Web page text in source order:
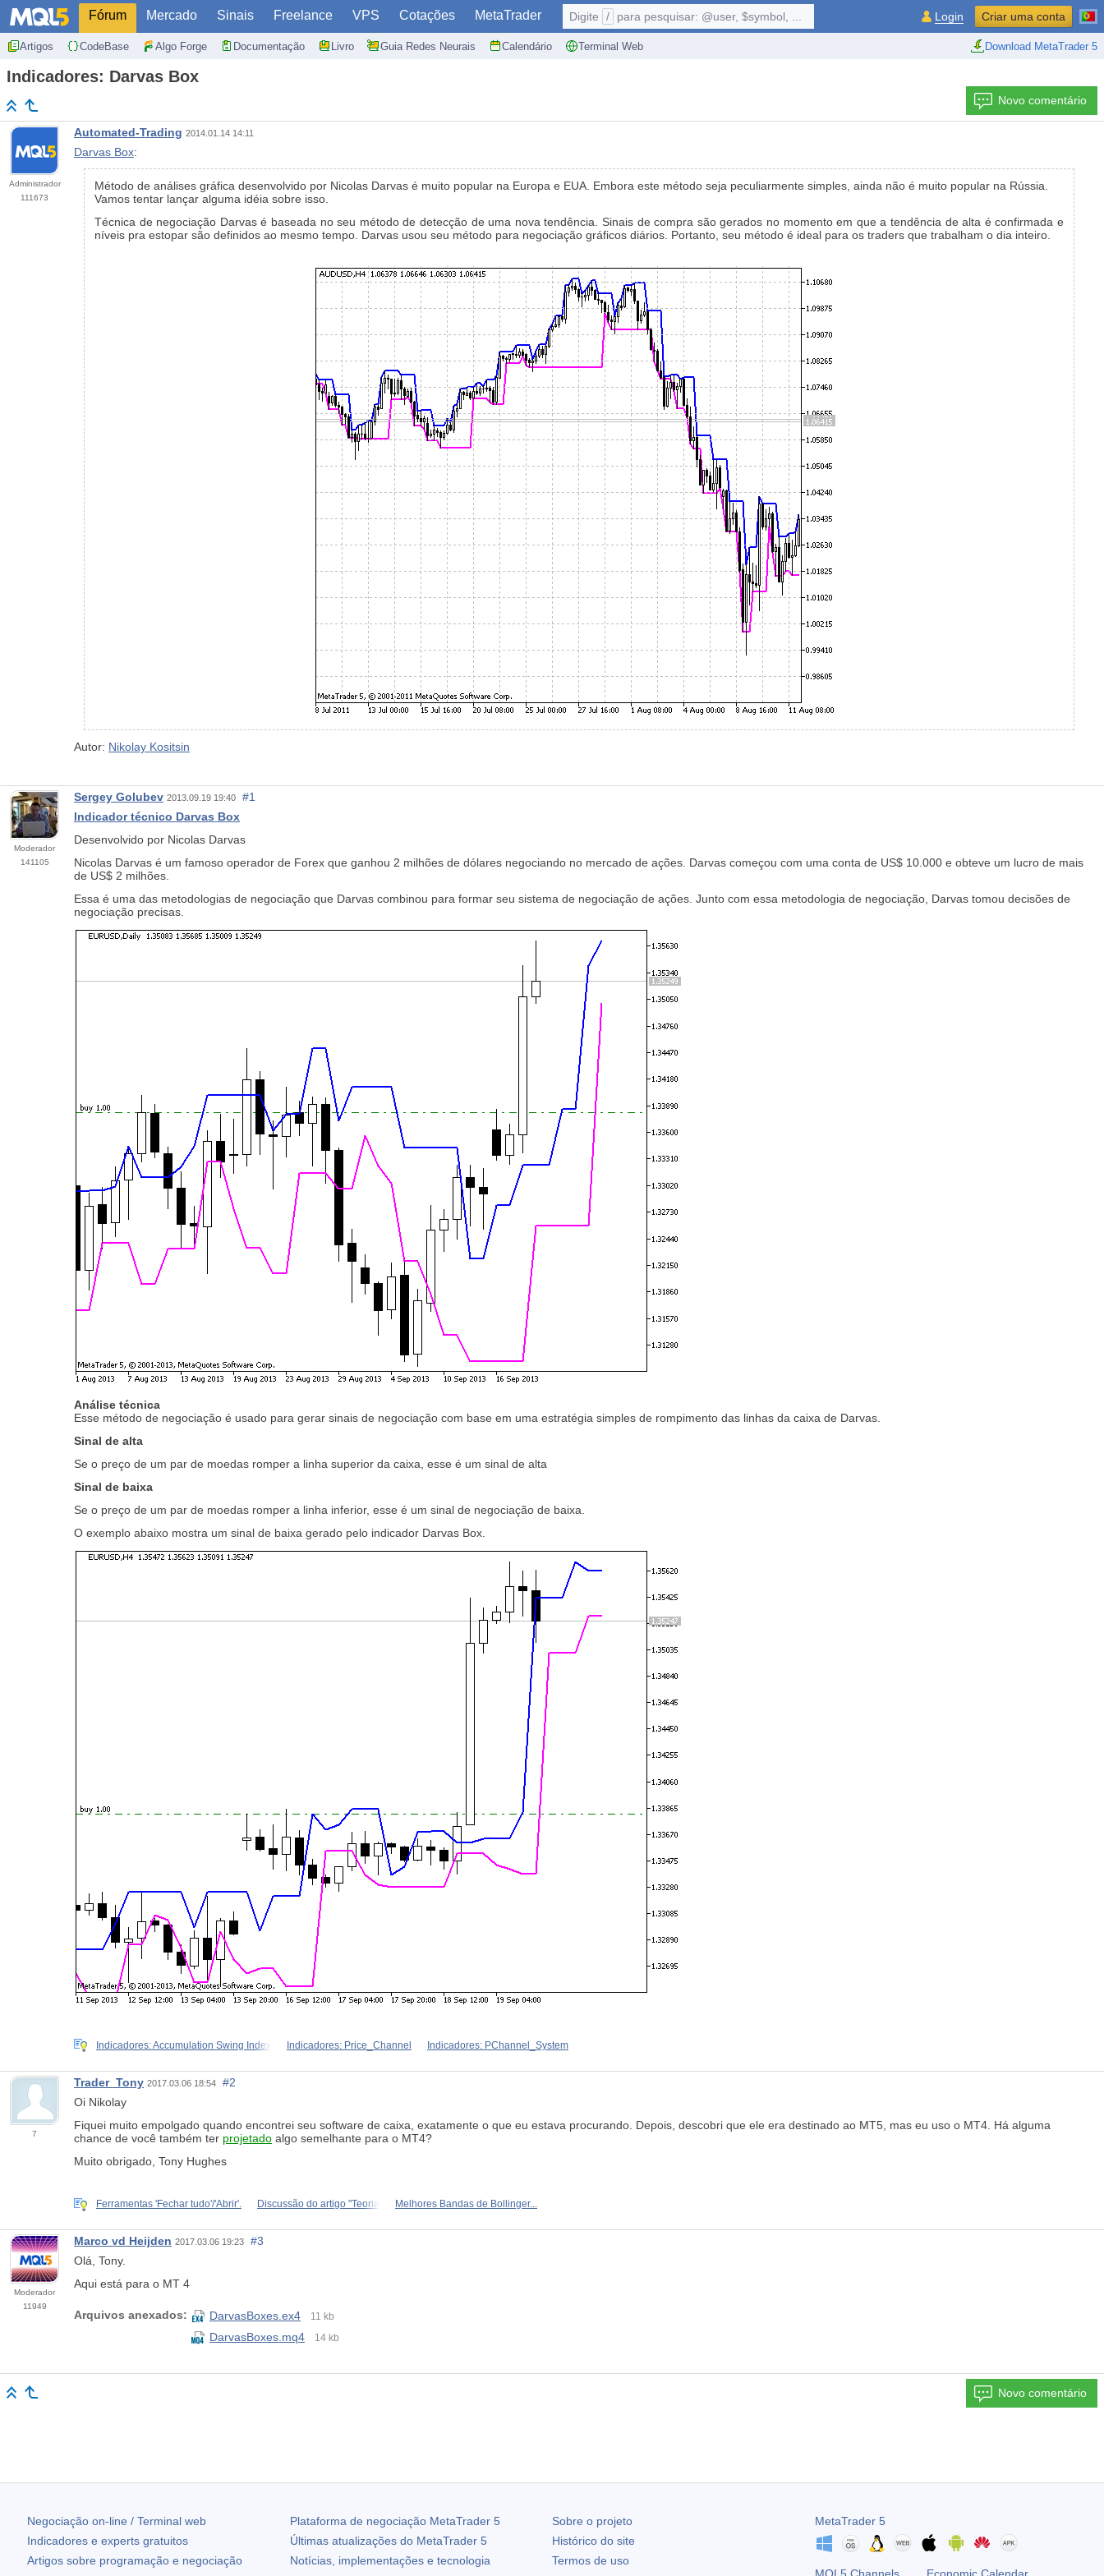
Fórum Mercado Sinais Freelance VPS Cotações MetaTrader
Artigos CodeBase Algo Forge Documentação Livro Guia Redes Neurais Calendário Terminal Web Download MetaTrader 5
Digite / para pesquisar: @user, $symbol, ... Login Criar uma conta
Indicadores: Darvas Box
Novo comentário
Administrador
111673
Automated-Trading 2014.01.14 14:11
Darvas Box:
Método de análises gráfica desenvolvido por Nicolas Darvas é muito popular na Europa e EUA. Embora este método seja peculiarmente simples, ainda não é muito popular na Rússia.
Vamos tentar lançar alguma idéia sobre isso.
Técnica de negociação Darvas é baseada no seu método de detecção de uma nova tendência. Sinais de compra são gerados no momento em que a tendência de alta é confirmada e
níveis pra estopar são definidos ao mesmo tempo. Darvas usou seu método para negociação gráficos diários. Portanto, seu método é ideal para os traders que trabalham o dia inteiro.
Autor: Nikolay Kositsin
Moderador
141105
Sergey Golubev 2013.09.19 19:40
#1
Indicador técnico Darvas Box
Desenvolvido por Nicolas Darvas
Nicolas Darvas é um famoso operador de Forex que ganhou 2 milhões de dólares negociando no mercado de ações. Darvas começou com uma conta de US$ 10.000 e obteve um lucro de mais
de US$ 2 milhões.
Essa é uma das metodologias de negociação que Darvas combinou para formar seu sistema de negociação de ações. Junto com essa metodologia de negociação, Darvas tomou decisões de
negociação precisas.
Análise técnica
Esse método de negociação é usado para gerar sinais de negociação com base em uma estratégia simples de rompimento das linhas da caixa de Darvas.
Sinal de alta
Se o preço de um par de moedas romper a linha superior da caixa, esse é um sinal de alta
Sinal de baixa
Se o preço de um par de moedas romper a linha inferior, esse é um sinal de negociação de baixa.
O exemplo abaixo mostra um sinal de baixa gerado pelo indicador Darvas Box.
Indicadores: Accumulation Swing Index Indicadores: Price_Channel Indicadores: PChannel_System
7
Trader_Tony 2017.03.06 18:54
#2
Oi Nikolay
Fiquei muito empolgado quando encontrei seu software de caixa, exatamente o que eu estava procurando. Depois, descobri que ele era destinado ao MT5, mas eu uso o MT4. Há alguma
chance de você também ter projetado algo semelhante para o MT4?
Muito obrigado, Tony Hughes
Ferramentas 'Fechar tudo'/'Abrir'. Discussão do artigo "Teoria Melhores Bandas de Bollinger...
Moderador
11949
Marco vd Heijden 2017.03.06 19:23
#3
Olá, Tony.
Aqui está para o MT 4
Arquivos anexados: DarvasBoxes.ex4 11 kb
DarvasBoxes.mq4 14 kb
Novo comentário
Negociação on-line / Terminal web
Indicadores e experts gratuitos
Artigos sobre programação e negociação
Plataforma de negociação MetaTrader 5
Últimas atualizações do MetaTrader 5
Notícias, implementações e tecnologia
Sobre o projeto
Histórico do site
Termos de uso
MetaTrader 5